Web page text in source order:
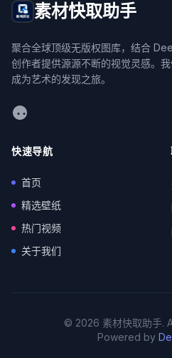
素材快取助手
聚合全球顶级无版权图库，结合
创作者提供源源不断的视觉灵感。
成为艺术的发现之旅。
WeChat
快速导航
首页
精选壁纸
热门视频
关于我们
© 2026 素材快取助手.
Powered by